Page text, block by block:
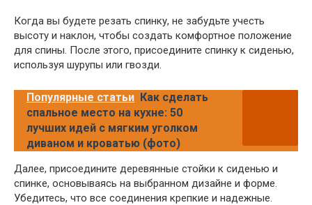
Когда вы будете резать спинку, не забудьте учесть
высоту и наклон, чтобы создать комфортное положение
для спины. После этого, присоедините спинку к сиденью,
используя шурупы или гвозди.
Популярные статьи Как сделать
спальное место на кухне: 50
лучших идей с мягким уголком
диваном и кроватью (фото)
Далее, присоедините деревянные стойки к сиденью и
спинке, основываясь на выбранном дизайне и форме.
Убедитесь, что все соединения крепкие и надежные.